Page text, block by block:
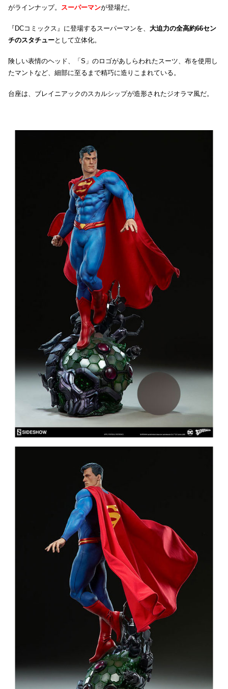
がラインナップ。
スーパーマンが登場だ。
『DCコミックス』に登場するスーパーマンを、 大迫力の全高約66セン
チのスタチューとして立体化。
険しい表情のヘッド、「S」のロゴがあしらわれたスーツ、布を使用し
たマントなど、細部に至るまで精巧に造りこまれている。
台座は、ブレイニアックのスカルシップが造形されたジオラマ風だ。